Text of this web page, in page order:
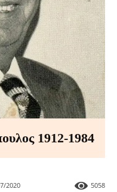
1912-1984
2020 5058